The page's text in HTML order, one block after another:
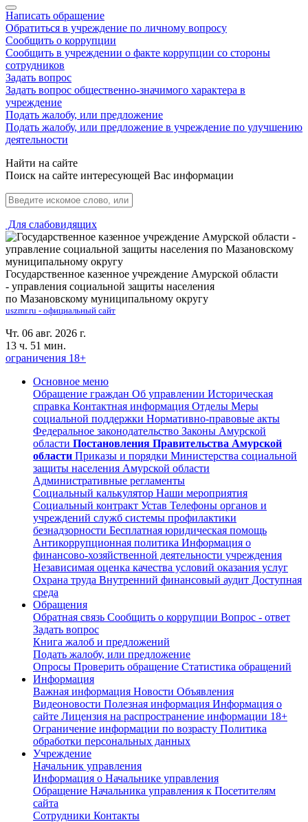
Написать обращение
Обратиться в учреждение по личному вопросу
Сообщить о коррупции
Сообщить в учреждении о факте коррупции со стороны
сотрудников
Задать вопрос
Задать вопрос общественно-значимого характера в
учреждение
Подать жалобу, или предложение
Подать жалобу, или предложение в учреждение по улучшению
деятельности
Найти на сайте
Поиск на сайте интересующей Вас информации
Для слабовидящих
Государственное казенное учреждение Амурской области
- управления социальной защиты населения
по Мазановскому муниципальному округу
uszmr.ru - официальный сайт
Чт. 06 авг. 2026 г.
13 ч. 51 мин.
ограничения 18+
Основное меню
Обращение граждан Об управлении Историческая
справка Контактная информация Отделы Меры
социальной поддержки Нормативно-правовые акты
Федеральное законодательство Законы Амурской
области Постановления Правительства Амурской
области Приказы и порядки Министерства социальной
защиты населения Амурской области
Административные регламенты
Социальный калькулятор Наши мероприятия
Социальный контракт Устав Телефоны органов и
учреждений служб системы профилактики
безнадзорности Бесплатная юридическая помощь
Антикоррупционная политика Информация о
финансово-хозяйственной деятельности учреждения
Независимая оценка качества условий оказания услуг
Охрана труда Внутренний финансовый аудит Доступная
среда
Обращения
Обратная связь Сообщить о коррупции Вопрос - ответ
Задать вопрос
Книга жалоб и предложений
Подать жалобу, или предложение
Опросы Проверить обращение Статистика обращений
Информация
Важная информация Новости Объявления
Видеоновости Полезная информация Информация о
сайте Лицензия на распространение информации 18+
Ограничение информации по возрасту Политика
обработки персональных данных
Учреждение
Начальник управления
Информация о Начальнике управления
Обращение Начальника управления к Посетителям
сайта
Сотрудники Контакты